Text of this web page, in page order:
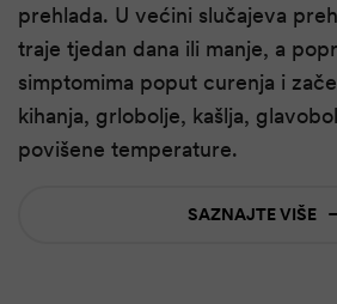
prehlada. U većini slučajeva
traje tjedan dana ili manje, a
simptomima poput curenja i
kihanja, grlobolje, kašlja,
povišene temperature.
SAZNAJTE VIŠE